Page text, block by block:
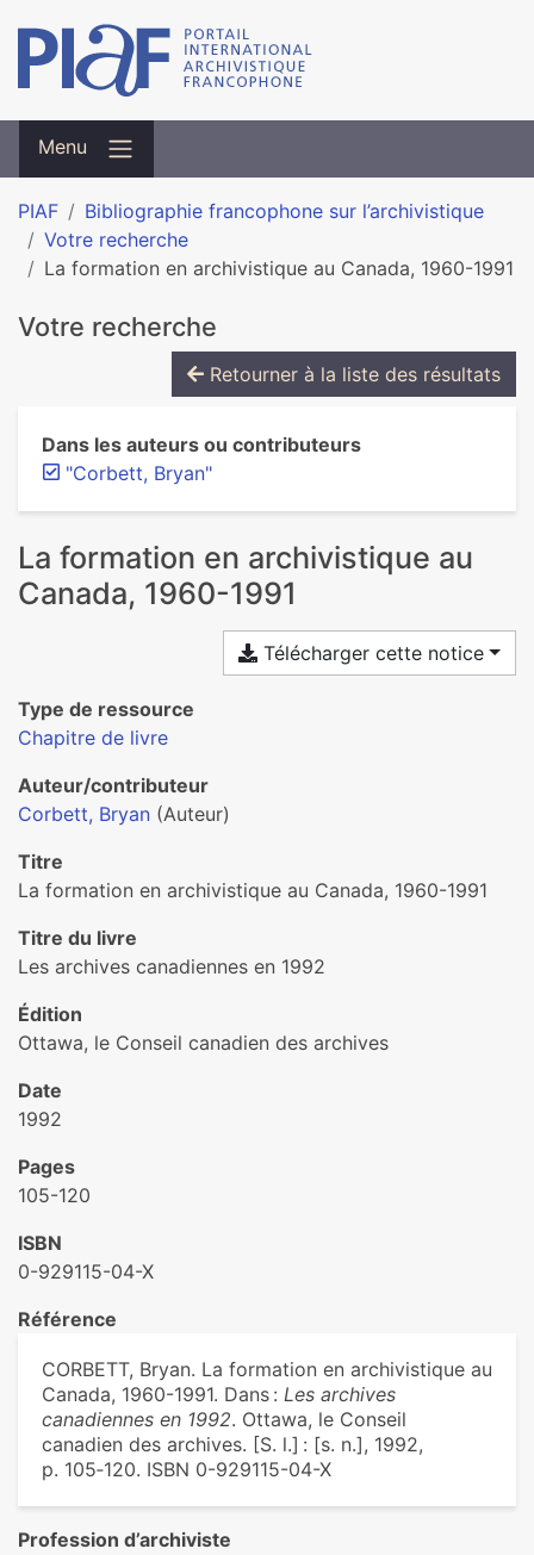
Menu
PIAF
Bibliographie francophone sur l’archivistique
Votre recherche
La formation en archivistique au Canada, 1960-1991
Votre recherche
Retourner à la liste des résultats
Dans les auteurs ou contributeurs
"Corbett, Bryan"
La formation en archivistique au
Canada, 1960-1991
Télécharger cette notice
Type de ressource
Chapitre de livre
Auteur/contributeur
Corbett, Bryan (Auteur)
Titre
La formation en archivistique au Canada, 1960-1991
Titre du livre
Les archives canadiennes en 1992
Édition
Ottawa, le Conseil canadien des archives
Date
1992
Pages
105-120
ISBN
0-929115-04-X
Référence
CORBETT, Bryan. La formation en archivistique au
Canada, 1960-1991. Dans : Les archives
canadiennes en 1992. Ottawa, le Conseil
canadien des archives. [S. l.] : [s. n.], 1992,
p. 105‑120. ISBN 0-929115-04-X
Profession d’archiviste